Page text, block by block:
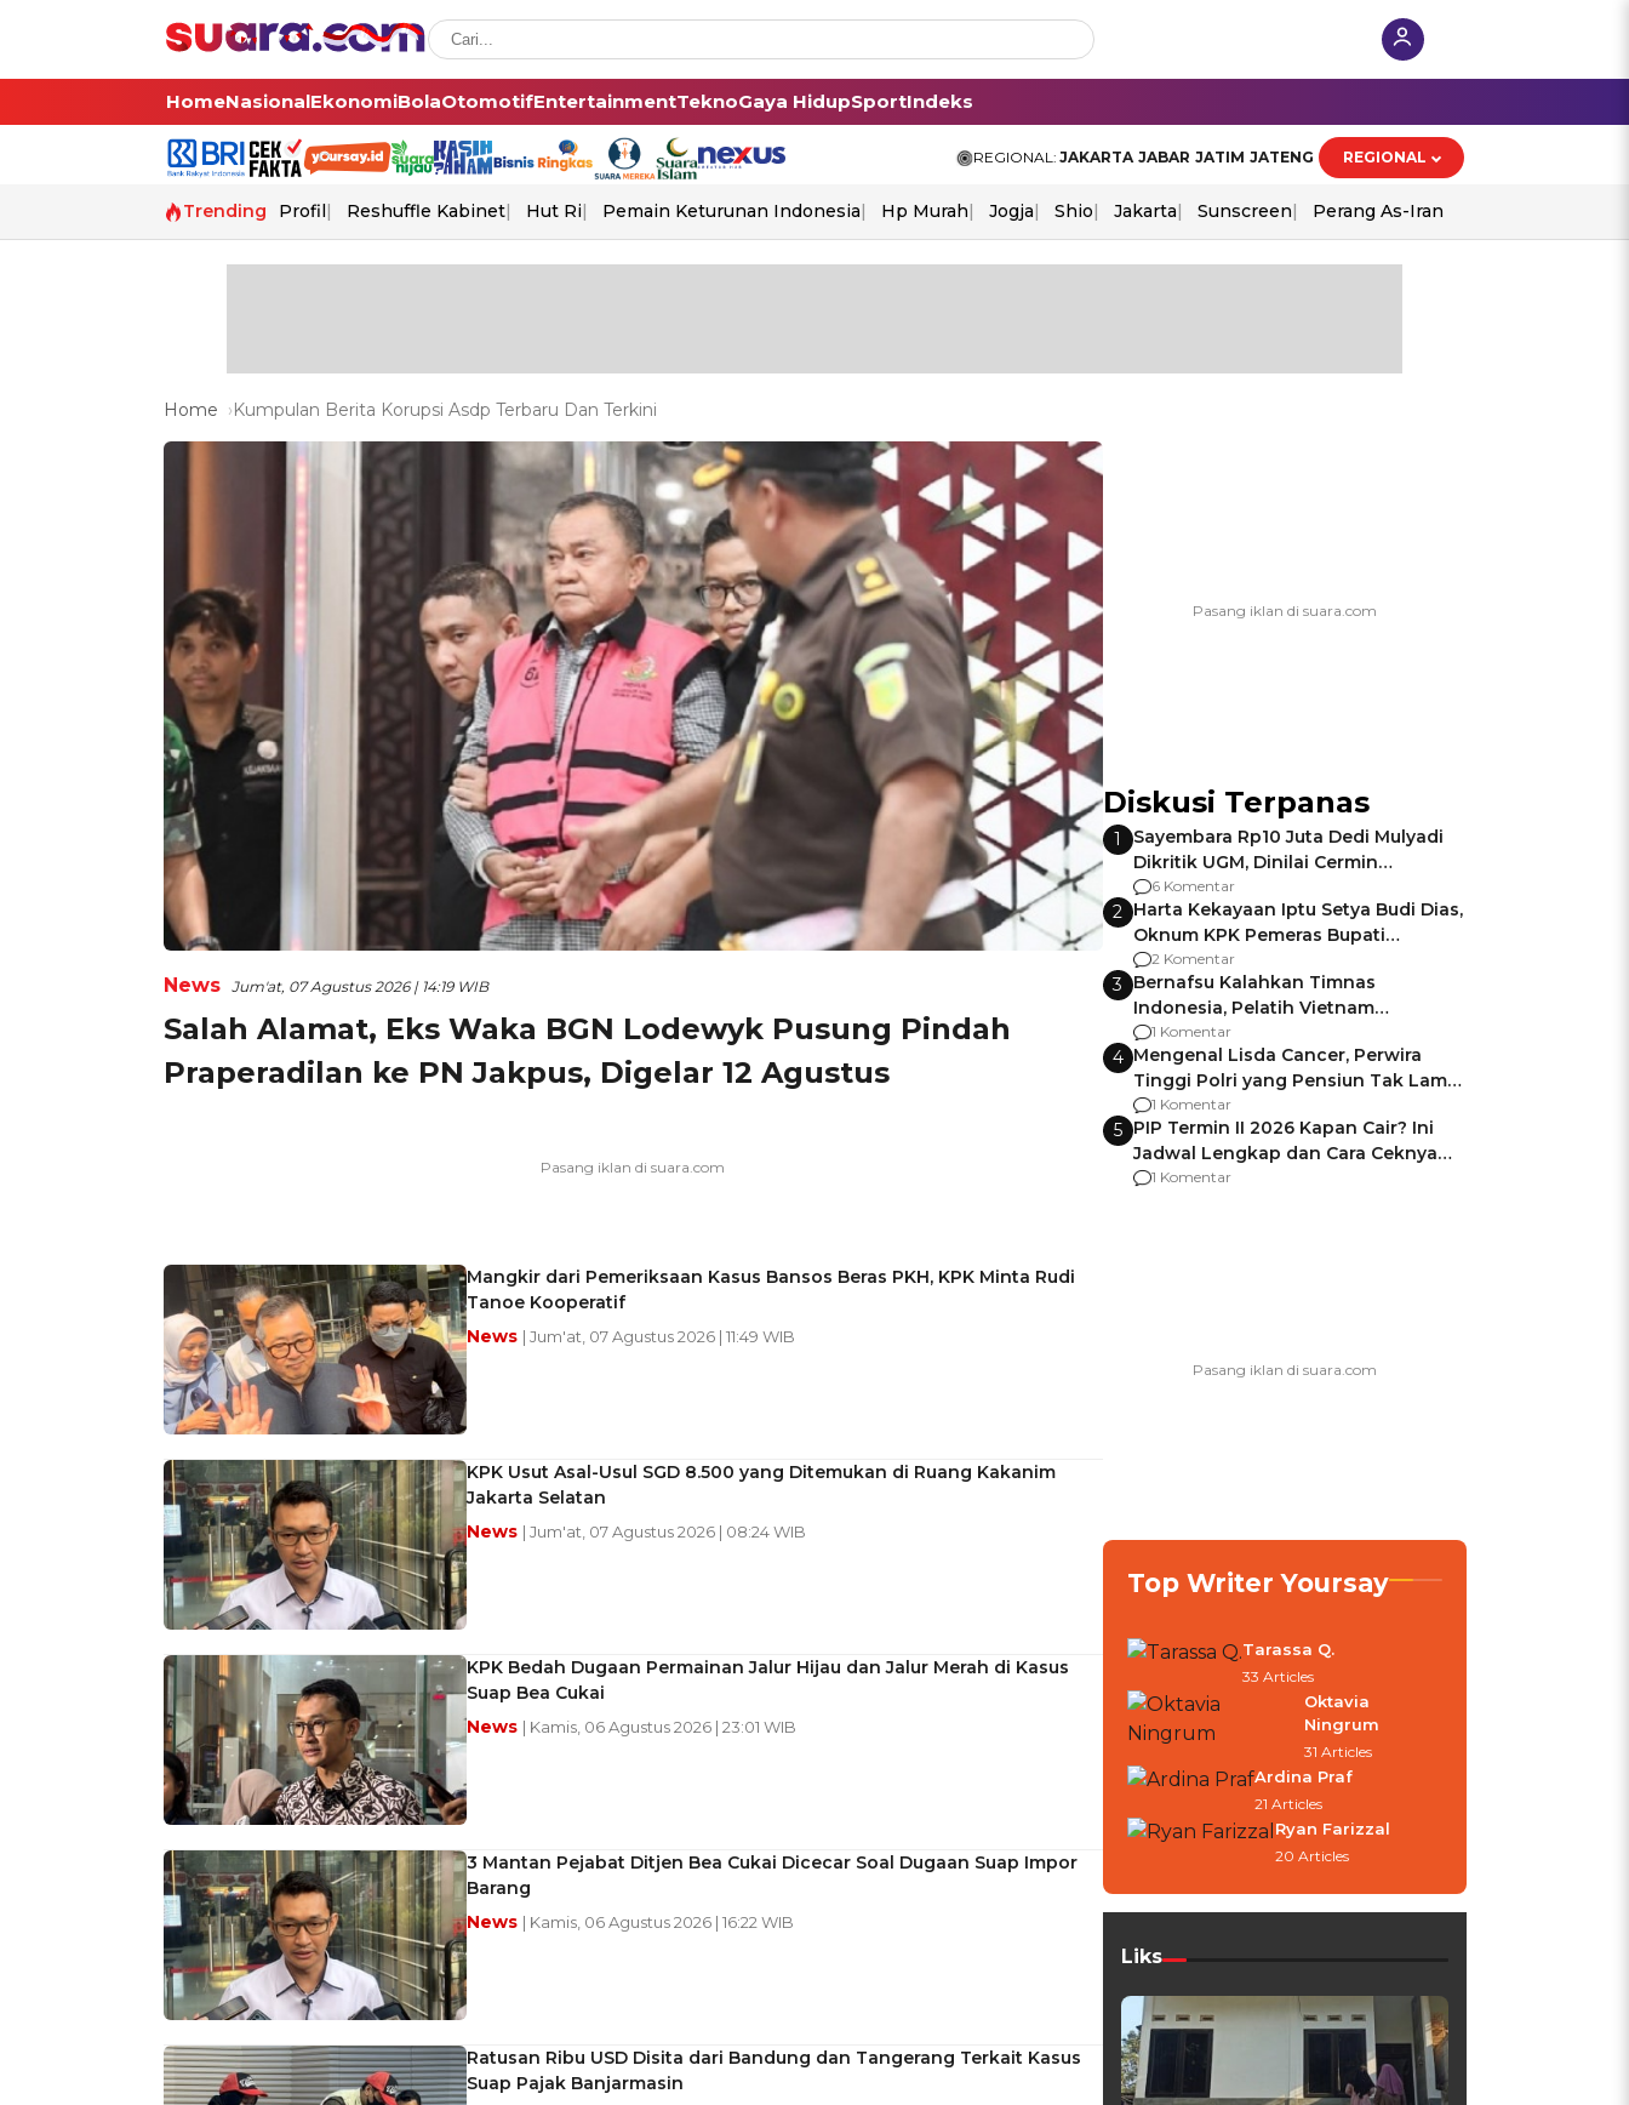
HomeNasionalEkonomiBolaOtomotifEntertainmentTeknoGaya HidupSportIndeks
REGIONAL: JAKARTA JABAR JATIM JATENG REGIONAL
Trending Profil Reshuffle Kabinet Hut Ri Pemain Keturunan Indonesia Hp Murah Jogja Shio Jakarta Sunscreen Perang As-Iran
Home Kumpulan Berita Korupsi Asdp Terbaru Dan Terkini
News Jum'at, 07 Agustus 2026 | 14:19 WIB
Salah Alamat, Eks Waka BGN Lodewyk Pusung Pindah
Praperadilan ke PN Jakpus, Digelar 12 Agustus
Mangkir dari Pemeriksaan Kasus Bansos Beras PKH, KPK Minta Rudi
Tanoe Kooperatif
News | Jum'at, 07 Agustus 2026 | 11:49 WIB
KPK Usut Asal-Usul SGD 8.500 yang Ditemukan di Ruang Kakanim
Jakarta Selatan
News | Jum'at, 07 Agustus 2026 | 08:24 WIB
KPK Bedah Dugaan Permainan Jalur Hijau dan Jalur Merah di Kasus
Suap Bea Cukai
News | Kamis, 06 Agustus 2026 | 23:01 WIB
3 Mantan Pejabat Ditjen Bea Cukai Dicecar Soal Dugaan Suap Impor
Barang
News | Kamis, 06 Agustus 2026 | 16:22 WIB
Ratusan Ribu USD Disita dari Bandung dan Tangerang Terkait Kasus
Suap Pajak Banjarmasin
Diskusi Terpanas
1
Sayembara Rp10 Juta Dedi Mulyadi
Dikritik UGM, Dinilai Cermin
Gagalnya Negara Jamin Keamanan
6 Komentar
2 Harta Kekayaan Iptu Setya Budi Dias,
Oknum KPK Pemeras Bupati
Pemalang
2 Komentar
3 Bernafsu Kalahkan Timnas
Indonesia, Pelatih Vietnam
Berencana Pakai Jimat di Pakansari
1 Komentar
4 Mengenal Lisda Cancer, Perwira
Tinggi Polri yang Pensiun Tak Lama
Usai Jadi Brigjen
1 Komentar
5 PIP Termin II 2026 Kapan Cair? Ini
Jadwal Lengkap dan Cara Ceknya
agar Dana Tidak Hangus!
1 Komentar
Top Writer Yoursay
Tarassa Q.
33 Articles
Oktavia
Ningrum
31 Articles
Ardina Praf
21 Articles
Ryan Farizzal
20 Articles
Liks